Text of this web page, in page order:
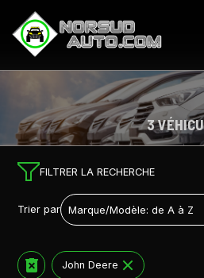
3
FILTRER LA RECHERCHE
Trier par
John Deere